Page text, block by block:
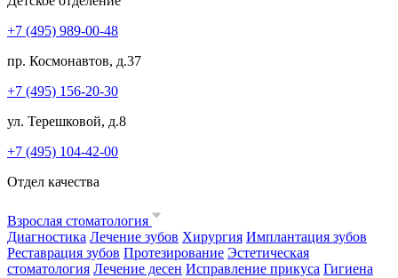
+7 (495) 989-00-48
пр. Космонавтов, д.37
+7 (495) 156-20-30
ул. Терешковой, д.8
+7 (495) 104-42-00
Отдел качества
Взрослая стоматология
Диагностика Лечение зубов Хирургия Имплантация зубов
Реставрация зубов Протезирование Эстетическая
стоматология Лечение десен Исправление прикуса Гигиена